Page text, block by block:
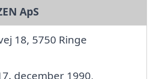
ApS
18, 5750 Ringe
december 1990,